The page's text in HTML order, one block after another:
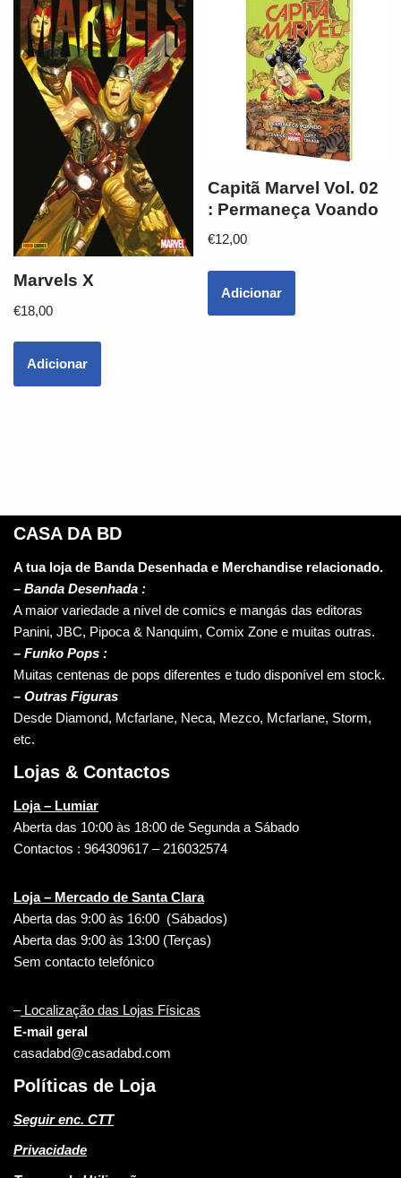
Marvels X
€18,00
Adicionar
Capitã Marvel Vol. 02
: Permaneça Voando
€12,00
Adicionar
CASA DA BD
A tua loja de Banda Desenhada e Merchandise relacionado.
– Banda Desenhada :
A maior variedade a nível de comics e mangás das editoras
Panini, JBC, Pipoca & Nanquim, Comix Zone e muitas outras.
– Funko Pops :
Muitas centenas de pops diferentes e tudo disponível em stock.
– Outras Figuras
Desde Diamond, Mcfarlane, Neca, Mezco, Mcfarlane, Storm,
etc.
Lojas & Contactos
Loja – Lumiar
Aberta das 10:00 às 18:00 de Segunda a Sábado
Contactos : 964309617 – 216032574
Loja – Mercado de Santa Clara
Aberta das 9:00 às 16:00 (Sábados)
Aberta das 9:00 às 13:00 (Terças)
Sem contacto telefónico
–Localização das Lojas Físicas
E-mail geral
casadabd@casadabd.com
Políticas de Loja
Seguir enc. CTT
Privacidade